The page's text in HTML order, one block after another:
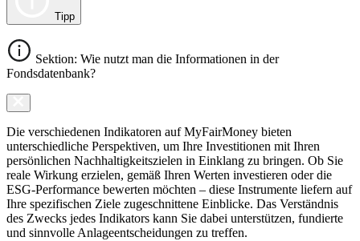
Tipp
Sektion: Wie nutzt man die Informationen in der
Fondsdatenbank?
Die verschiedenen Indikatoren auf MyFairMoney bieten
unterschiedliche Perspektiven, um Ihre Investitionen mit Ihren
persönlichen Nachhaltigkeitszielen in Einklang zu bringen. Ob Sie
reale Wirkung erzielen, gemäß Ihren Werten investieren oder die
ESG-Performance bewerten möchten – diese Instrumente liefern auf
Ihre spezifischen Ziele zugeschnittene Einblicke. Das Verständnis
des Zwecks jedes Indikators kann Sie dabei unterstützen, fundierte
und sinnvolle Anlageentscheidungen zu treffen.